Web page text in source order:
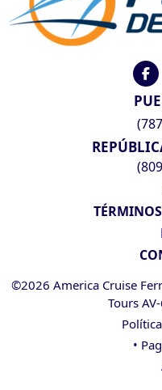
©2026 America Cruise
Tours
•